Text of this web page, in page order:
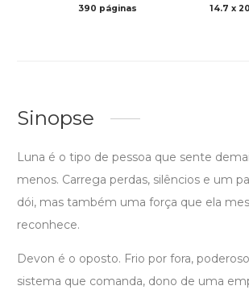
390 páginas 14.7 x
Sinopse
Luna é o tipo de pessoa que sente
menos. Carrega perdas, silêncios e um
dói, mas também uma força que ela
reconhece.
Devon é o oposto. Frio por fora,
sistema que comanda, dono de uma